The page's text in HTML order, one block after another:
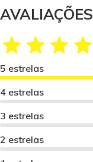
AVALIAÇÕES
5 estrelas
4 estrelas
3 estrelas
2 estrelas